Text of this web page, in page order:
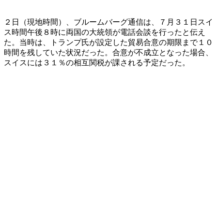
２日（現地時間）、ブルームバーグ通信は、７月３１日スイ
ス時間午後８時に両国の大統領が電話会談を行ったと伝え
た。当時は、トランプ氏が設定した貿易合意の期限まで１０
時間を残していた状況だった。合意が不成立となった場合、
スイスには３１％の相互関税が課される予定だった。